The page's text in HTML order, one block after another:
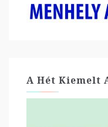
A Hét Kiemelt